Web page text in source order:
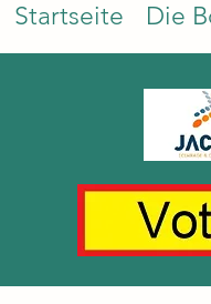
Startseite Die